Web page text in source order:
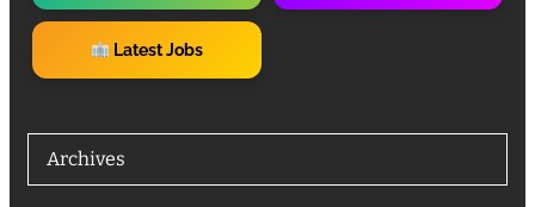
Latest Jobs
Archives